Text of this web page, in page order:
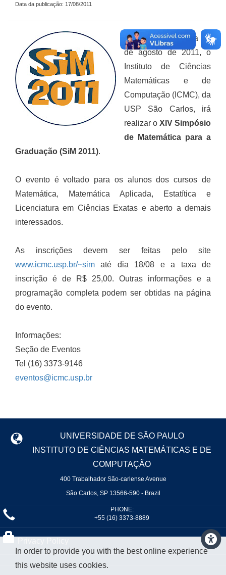
Data da publicação: 17/08/2011
No período de 23 a 25
de agosto de 2011, o
Instituto de Ciências
Matemáticas e de
Computação (ICMC), da
USP São Carlos, irá
realizar o XIV Simpósio
de Matemática para a
Graduação (SiM 2011).
O evento é voltado para os alunos dos cursos de
Matemática, Matemática Aplicada, Estatítica e
Licenciatura em Ciências Exatas e aberto a demais
interessados.
As inscrições devem ser feitas pelo site
www.icmc.usp.br/~sim até dia 18/08 e a taxa de
inscrição é de R$ 25,00. Outras informações e a
programação completa podem ser obtidas na página
do evento.
Informações:
Seção de Eventos
Tel (16) 3373-9146
eventos@icmc.usp.br
UNIVERSIDADE DE SÃO PAULO
INSTITUTO DE CIÊNCIAS MATEMÁTICAS E DE
COMPUTAÇÃO
400 Trabalhador São-carlense Avenue
São Carlos, SP 13566-590 - Brazil
PHONE:
+55 (16) 3373-8889
In order to provide you with the best online experience
this website uses cookies.